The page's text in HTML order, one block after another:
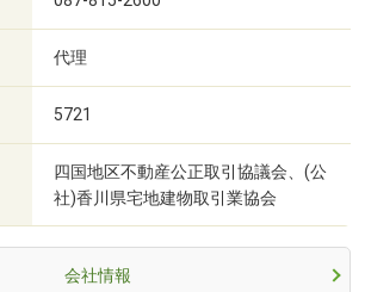
代理
5721
四国地区不動産公正取引協議会、(公
社)香川県宅地建物取引業協会
会社情報